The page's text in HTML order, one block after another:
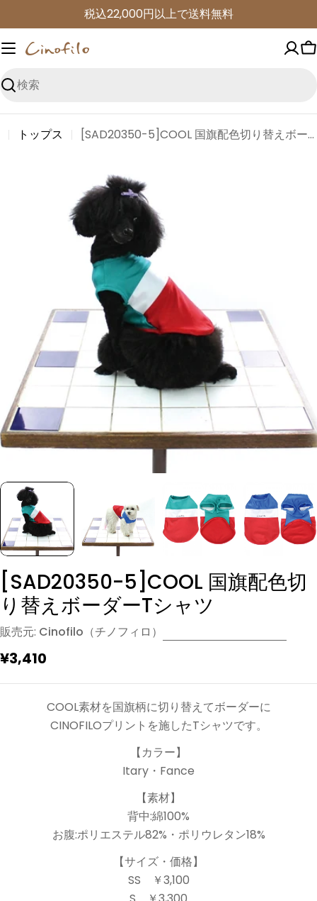
ン
テ
ツ
進
む
税込22,000円以上で送料無料
検
索
トップス
[SAD20350-5]COOL 国旗配色切り替えボーダーTシャツ
ーダルでメディア (0) を開く
[SAD20350-5]COOL 国旗配色切
り替えボーダーTシャツ
販売元: Cinofilo（チノフィロ）
通
¥3,410
COOL素材を国旗柄に切り替えてボーダーに
CINOFILOプリントを施したTシャツです。
【カラー】
Itary・Fance
【素材】
背中:綿100%
お腹:ポリエステル82%・ポリウレタン18%
【サイズ・価格】
SS ￥3,100